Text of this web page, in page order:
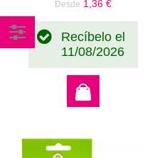
Desde 1,36 €
Recíbelo el
11/08/2026
Comprar